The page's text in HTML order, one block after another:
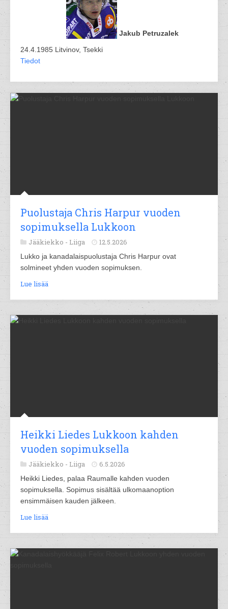
Jakub Petruzalek
24.4.1985 Litvinov, Tsekki
Tiedot
Puolustaja Chris Harpur vuoden
sopimuksella Lukkoon
Jääkiekko - Liiga 12.5.2026
Lukko ja kanadalaispuolustaja Chris Harpur ovat
solmineet yhden vuoden sopimuksen.
Lue lisää
Heikki Liedes Lukkoon kahden
vuoden sopimuksella
Jääkiekko - Liiga 6.5.2026
Heikki Liedes, palaa Raumalle kahden vuoden
sopimuksella. Sopimus sisältää ulkomaanoption
ensimmäisen kauden jälkeen.
Lue lisää